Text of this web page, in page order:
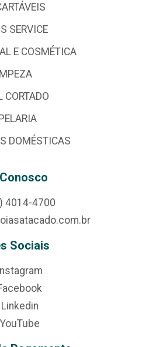
SERVICE
E COSMÉTICA
CORTADO
DOMÉSTICAS
4014-4700
Sociais
Linkedin
YouTube